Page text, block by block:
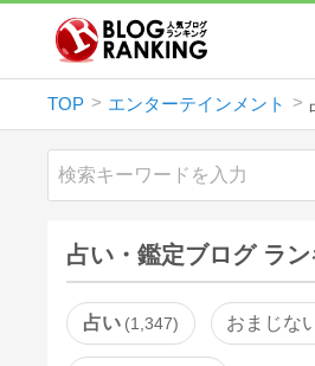
TOP エンターテインメント
占い・鑑定ブログ ラ
占い 1,347 おまじな